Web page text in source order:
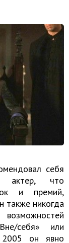
себя
актер, что
и премий,
также никогда
себя» или
он явно